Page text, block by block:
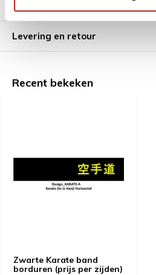
Levering en retour
Recent bekeken
Zwarte Karate band
borduren (prijs per zijden)